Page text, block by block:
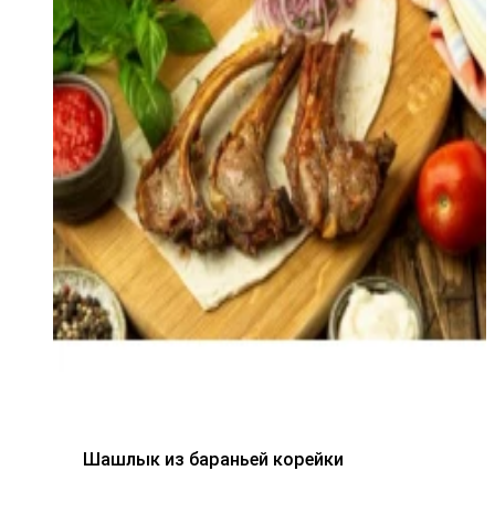
Шашлык из бараньей корейки